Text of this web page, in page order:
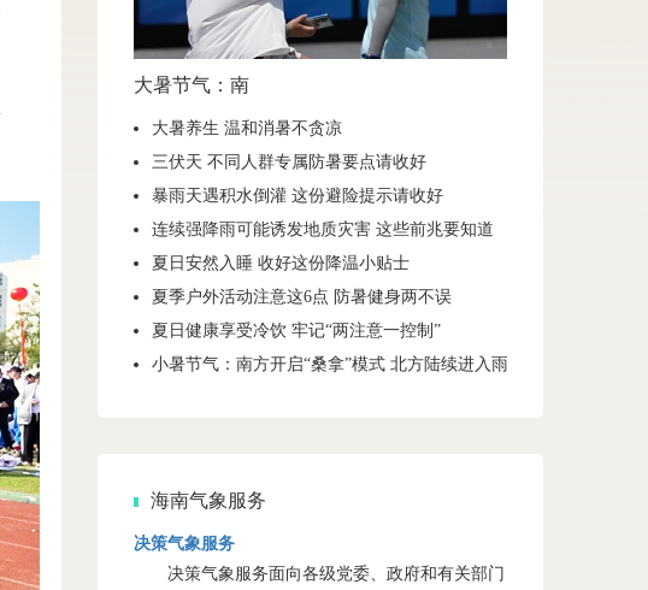
大暑节气：南
大暑养生 温和消暑不贪凉
三伏天 不同人群专属防暑要点请收好
暴雨天遇积水倒灌 这份避险提示请收好
连续强降雨可能诱发地质灾害 这些前兆要知道
夏日安然入睡 收好这份降温小贴士
夏季户外活动注意这6点 防暑健身两不误
夏日健康享受冷饮 牢记“两注意一控制”
小暑节气：南方开启“桑拿”模式 北方陆续进入雨季
海南气象服务
决策气象服务
决策气象服务面向各级党委、政府和有关部门